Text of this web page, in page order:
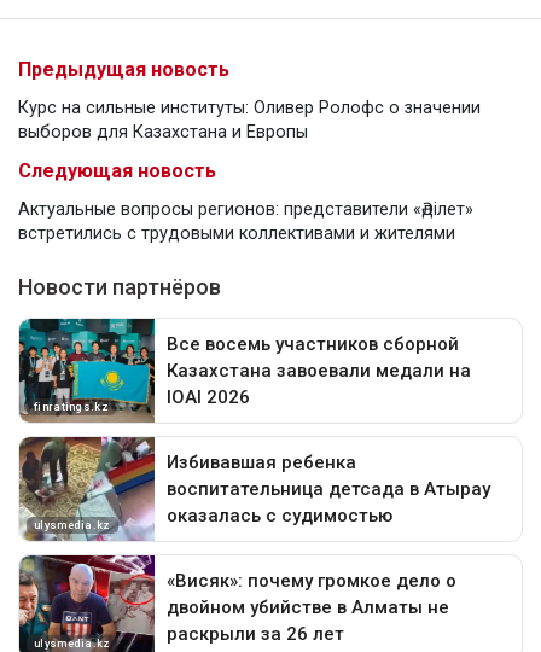
Предыдущая новость
Курс на сильные институты: Оливер Ролофс о значении
выборов для Казахстана и Европы
Следующая новость
Актуальные вопросы регионов: представители «Әділет»
встретились с трудовыми коллективами и жителями